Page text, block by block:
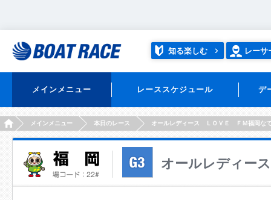
知る楽しむ レーサ
メインメニュー レーススケジュール デ
HOMEメインメニュー 本日のレース オールレディース ＬＯＶＥ ＦＭ福岡な
オールレディー